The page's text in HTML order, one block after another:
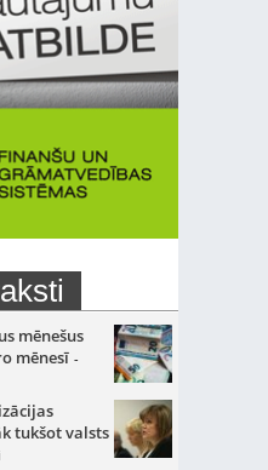
mēnešus
mēnesī -
tukšot valsts